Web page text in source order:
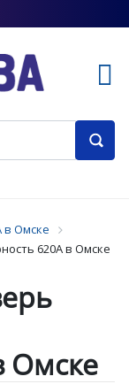
в Омске
620А в Омске
Омске